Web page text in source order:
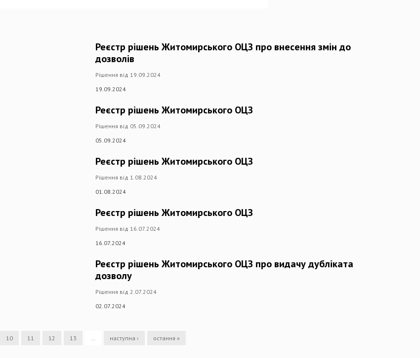
Реєстр рішень Житомирського ОЦЗ про внесення змін до
дозволів
Рішення від 19.09.2024
19.09.2024
Реєстр рішень Житомирського ОЦЗ
Рішення від 05.09.2024
05.09.2024
Реєстр рішень Житомирського ОЦЗ
Рішення від 1.08.2024
01.08.2024
Реєстр рішень Житомирського ОЦЗ
Рішення від 16.07.2024
16.07.2024
Реєстр рішень Житомирського ОЦЗ про видачу дубліката
дозволу
Рішення від 2.07.2024
02.07.2024
10 11 12 13 наступна › остання »